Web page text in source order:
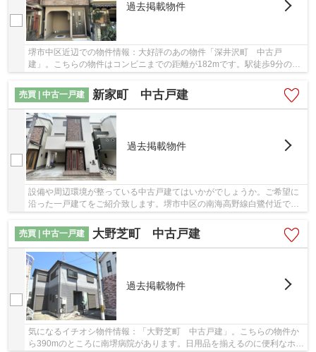
過去掲載物件
堺市中区近辺での物件情報：大好評のあの物件「深井沢町 中古戸
建」。こちらの物件はコンビニまでの距離が182mです。駅徒歩9分の物
件です。こちらの物件は中古戸建物件です。お客様に...
売買 | 中古一戸建
新家町 中古戸建
過去掲載物件
設備や周辺環境が整っている中古戸建てはいかがでしょうか。ご希望に
沿った一戸建てをご紹介致します。堺市中区の南海高野線白鷺付近でマ
イホームの購入をお考えなら、お気軽にお問い...
売買 | 中古一戸建
大野芝町 中古戸建
過去掲載物件
気になるイチオシ物件情報：「大野芝町 中古戸建」。こちらの物件か
ら390mのところに南堺病院があります。日用品を揃えるのに便利なホー